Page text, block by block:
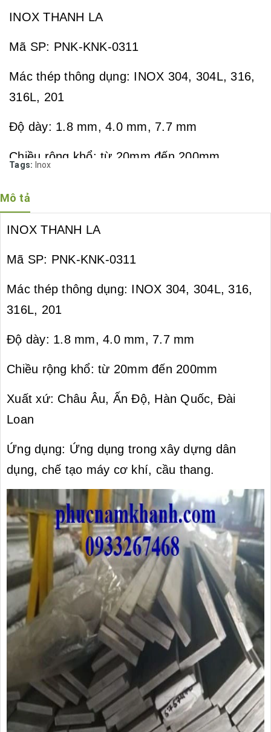
INOX THANH LA
Mã SP: PNK-KNK-0311
Mác thép thông dụng: INOX 304, 304L, 316,
316L, 201
Độ dày: 1.8 mm, 4.0 mm, 7.7 mm
Chiều rộng khổ: từ 20mm đến 200mm
Loan
Tags: Inox
Mô tả
INOX THANH LA
Mã SP: PNK-KNK-0311
Mác thép thông dụng: INOX 304, 304L, 316,
316L, 201
Độ dày: 1.8 mm, 4.0 mm, 7.7 mm
Chiều rộng khổ: từ 20mm đến 200mm
Xuất xứ: Châu Âu, Ấn Độ, Hàn Quốc, Đài
Loan
Ứng dụng: Ứng dụng trong xây dựng dân
dụng, chế tạo máy cơ khí, cầu thang.